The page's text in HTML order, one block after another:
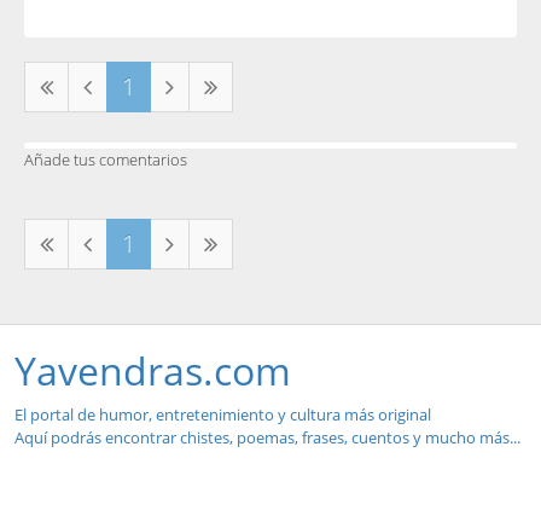
1
Añade tus comentarios
1
Yavendras.com
El portal de humor, entretenimiento y cultura más original
Aquí podrás encontrar chistes, poemas, frases, cuentos y mucho más...